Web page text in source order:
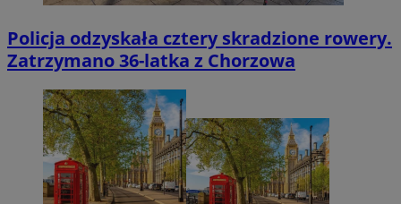
Policja odzyskała cztery skradzione rowery.
Zatrzymano 36-latka z Chorzowa